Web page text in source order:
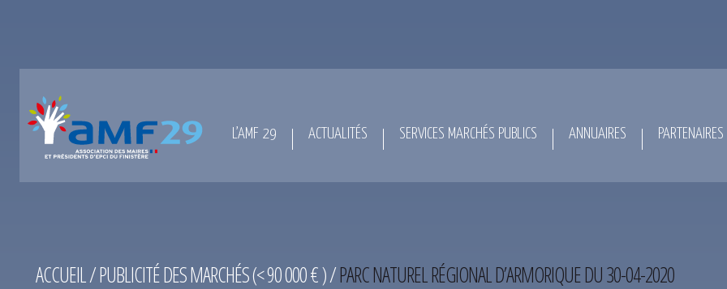
L’AMF 29 ACTUALITÉS SERVICES MARCHÉS PUBLICS ANNUAIRES PARTENAIRES
ACCUEIL/PUBLICITÉ DES MARCHÉS (< 90 000 € )/PARC NATUREL RÉGIONAL D’ARMORIQUE DU 30-04-2020